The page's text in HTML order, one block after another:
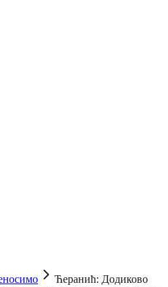
Ћеранић: Додиково